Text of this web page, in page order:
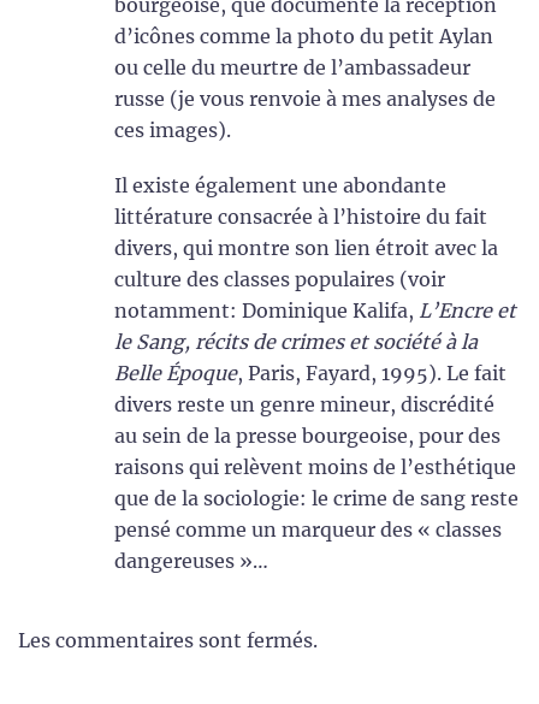
d’icônes comme la photo du petit Aylan
ou celle du meurtre de l’ambassadeur
russe (je vous renvoie à mes analyses de
ces images).
Il existe également une abondante
littérature consacrée à l’histoire du fait
divers, qui montre son lien étroit avec la
culture des classes populaires (voir
notamment: Dominique Kalifa, L’Encre et
le Sang, récits de crimes et société à la
Belle Époque, Paris, Fayard, 1995). Le fait
divers reste un genre mineur, discrédité
au sein de la presse bourgeoise, pour des
raisons qui relèvent moins de l’esthétique
que de la sociologie: le crime de sang reste
pensé comme un marqueur des « classes
dangereuses »…
Les commentaires sont fermés.